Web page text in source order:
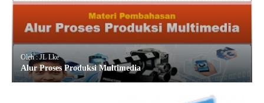
Oleh : JL Lke
Alur Proses Produksi Multimedia